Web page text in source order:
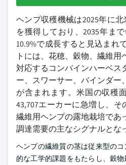
ヘンプ収穫機械は2025年に
を獲得しており、2035年まで
10.9%で成長すると見込まれ
トには、花穂、穀物、繊維
対応するコンバインハーベス
ー、スワーサー、バインダー
が含まれます。米国の収穫
43,707エーカーに急増し、そ
繊維用ヘンプの露地栽培であ
調達需要の主なシグナルとな
ヘンプの繊維質の茎は従来型の
的な工学的課題をもたらし、穀